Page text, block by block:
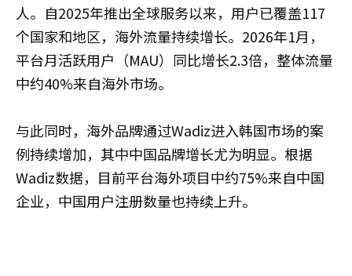
人。自2025年推出全球服务以来，用户已覆盖117
个国家和地区，海外流量持续增长。2026年1月，
平台月活跃用户（MAU）同比增长2.3倍，整体流量
中约40%来自海外市场。
与此同时，海外品牌通过Wadiz进入韩国市场的案
例持续增加，其中中国品牌增长尤为明显。根据
Wadiz数据，目前平台海外项目中约75%来自中国
企业，中国用户注册数量也持续上升。